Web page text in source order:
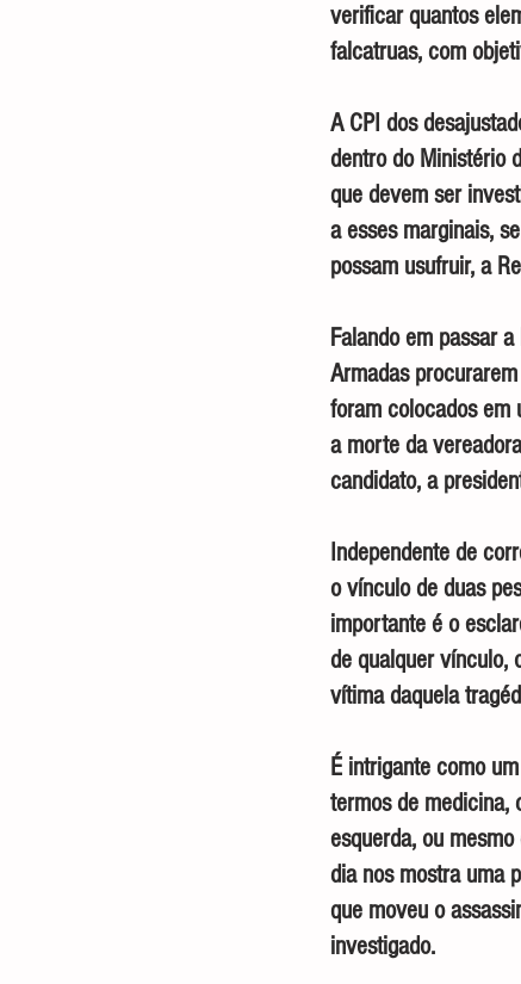
verificar quantos
falcatruas, com
A CPI dos
dentro do Ministério
que devem ser
a esses marginais,
possam usufruir, a
Falando em passar
Armadas
foram colocados em
a morte da
candidato, a
Independente de
o vínculo de duas
importante é o
de qualquer vínculo,
vítima daquela
É intrigante como
termos de medicina,
esquerda, ou
dia nos mostra uma
que moveu o
investigado.